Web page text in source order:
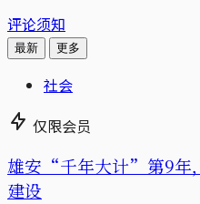
评论须知
最新 更多
社会
仅限会员
雄安“千年大计”第9年
建设